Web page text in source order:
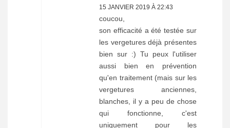
15 JANVIER 2019 À 22:43
coucou,
son efficacité a été testée sur
les vergetures déjà présentes
bien sur :) Tu peux l'utiliser
aussi bien en prévention
qu'en traitement (mais sur les
vergetures anciennes,
blanches, il y a peu de chose
qui fonctionne, c'est
uniquement pour les